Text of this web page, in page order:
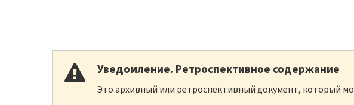
Уведомление. Ретроспективное содержание
Это архивный или ретроспективный документ, который